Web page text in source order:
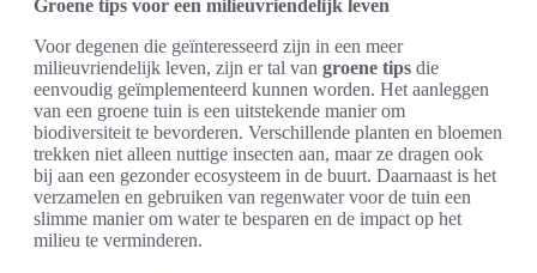
Groene tips voor een milieuvriendelijk leven
Voor degenen die geïnteresseerd zijn in een meer
milieuvriendelijk leven, zijn er tal van groene tips die
eenvoudig geïmplementeerd kunnen worden. Het aanleggen
van een groene tuin is een uitstekende manier om
biodiversiteit te bevorderen. Verschillende planten en bloemen
trekken niet alleen nuttige insecten aan, maar ze dragen ook
bij aan een gezonder ecosysteem in de buurt. Daarnaast is het
verzamelen en gebruiken van regenwater voor de tuin een
slimme manier om water te besparen en de impact op het
milieu te verminderen.